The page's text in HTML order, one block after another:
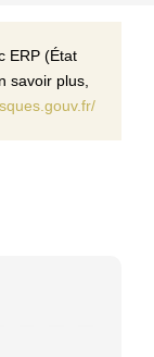
ERP (État
savoir plus,